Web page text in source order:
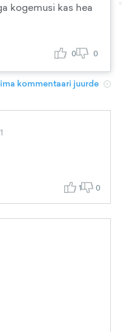
kogemusi kas hea
0 0
kommentaari juurde
1 0